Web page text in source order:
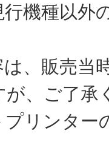
機種以外
、販売当
、ご了承
リンター